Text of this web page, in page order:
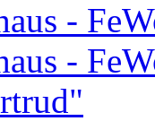
-
-